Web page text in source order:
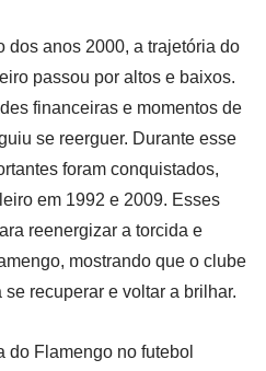
dos anos 2000, a trajetória do
passou por altos e baixos.
financeiras e momentos de
se reerguer. Durante esse
foram conquistados,
em 1992 e 2009. Esses
reenergizar a torcida e
mostrando que o clube
recuperar e voltar a brilhar.
do Flamengo no futebol